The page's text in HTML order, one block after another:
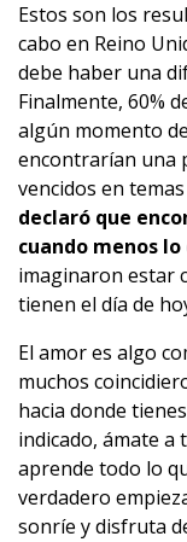
Estos son los
cabo en Reino
debe haber una
Finalmente, 60%
algún momento
encontrarían una
vencidos en
declaró que
cuando menos
imaginaron estar
tienen el día de
El amor es algo
muchos
hacia donde
indicado, ámate a
aprende todo lo
verdadero
sonríe y disfruta